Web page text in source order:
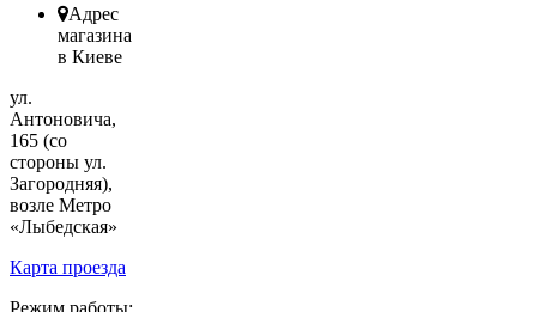
Адрес
магазина
в Киеве
ул.
Антоновича,
165 (со
стороны ул.
Загородняя),
возле Метро
«Лыбедская»
Карта проезда
Режим работы: